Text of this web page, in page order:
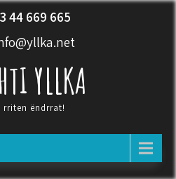
44 669 665
YLLKA
rriten ëndrrat!